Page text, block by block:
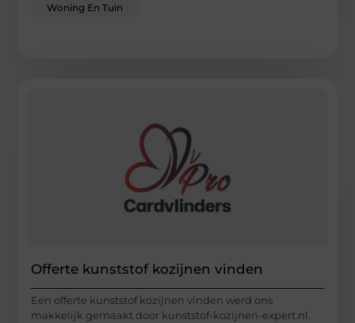
Woning En Tuin
Offerte kunststof kozijnen vinden
Een offerte kunststof kozijnen vinden werd ons
makkelijk gemaakt door kunststof-kozijnen-expert.nl.